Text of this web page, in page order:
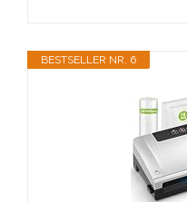
BESTSELLER NR. 6